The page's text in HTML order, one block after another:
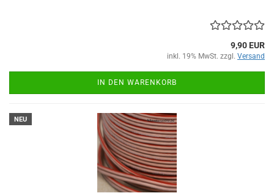
9,90 EUR
inkl. 19% MwSt. zzgl. Versand
IN DEN WARENKORB
NEU